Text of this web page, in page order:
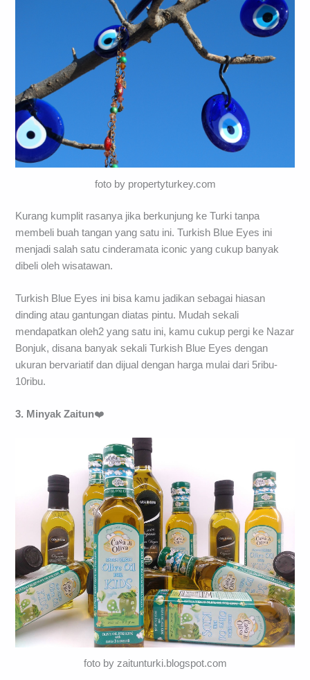
foto by propertyturkey.com
Kurang kumplit rasanya jika berkunjung ke Turki tanpa
membeli buah tangan yang satu ini. Turkish Blue Eyes ini
menjadi salah satu cinderamata iconic yang cukup banyak
dibeli oleh wisatawan.
Turkish Blue Eyes ini bisa kamu jadikan sebagai hiasan
dinding atau gantungan diatas pintu. Mudah sekali
mendapatkan oleh2 yang satu ini, kamu cukup pergi ke Nazar
Bonjuk, disana banyak sekali Turkish Blue Eyes dengan
ukuran bervariatif dan dijual dengan harga mulai dari 5ribu-
10ribu.
3. Minyak Zaitun❤️
foto by zaitunturki.blogspot.com